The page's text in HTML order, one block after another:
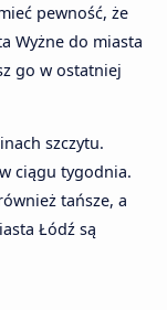
pewność, że
Wyżne do miasta
go w ostatniej
szczytu.
ciągu tygodnia.
tańsze, a
Łódź są